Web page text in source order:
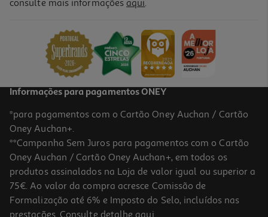
Água Perfumada Iap Pharma Floral Mandarine 150 Ml
12,95 €
consulte mais informações aqui.
Informações para pagamentos ONEY
*para pagamentos com o Cartão Oney Auchan / Cartão
Oney Auchan+.
**Campanha Sem Juros para pagamentos com o Cartão
Oney Auchan / Cartão Oney Auchan+, em todos os
produtos assinalados na Loja de valor igual ou superior a
75€. Ao valor da compra acresce Comissão de
Formalização até 6% e Imposto do Selo, incluídos nas
prestações. Consulte detalhe aqui